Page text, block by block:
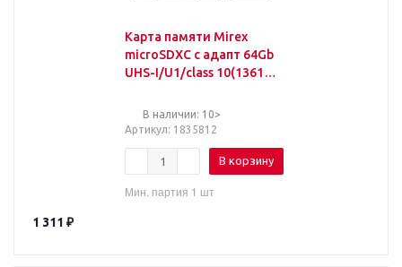
Карта памяти Mirex
microSDХC с адапт 64Gb
UHS-I/U1/class 10(13613-
В наличии: 10>
Артикул: 1835812
В корзину
Мин. партия 1 шт
1 311 ₽